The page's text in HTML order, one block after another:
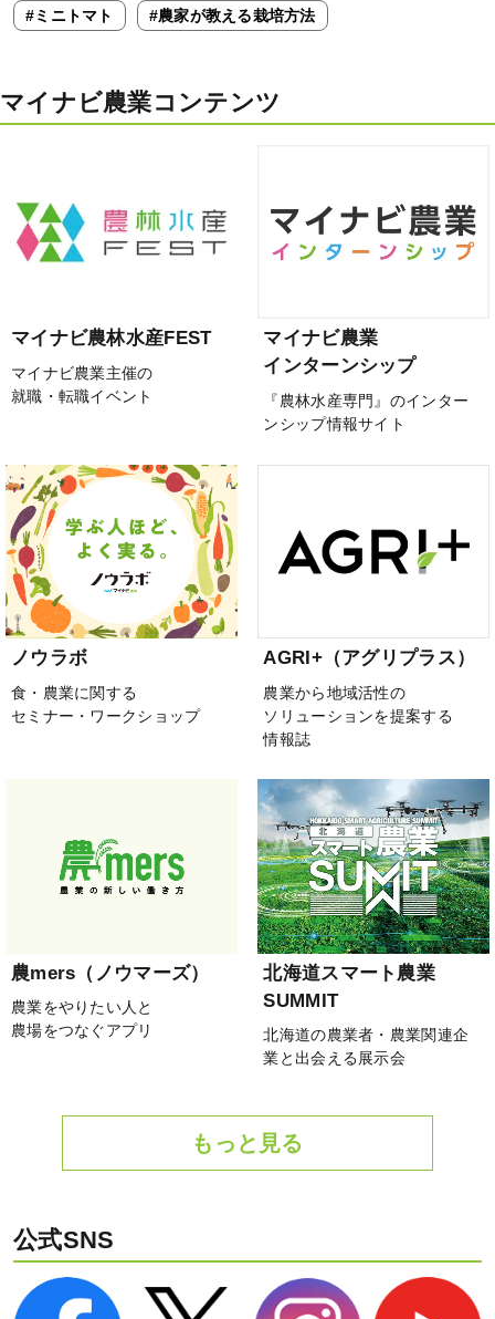
#ミニトマト #農家が教える栽培方法
マイナビ農業コンテンツ
マイナビ農林水産FEST
マイナビ農業主催の
就職・転職イベント
マイナビ農業
インターンシップ
『農林水産専門』のインター
ンシップ情報サイト
ノウラボ
食・農業に関する
セミナー・ワークショップ
AGRI+（アグリプラス）
農業から地域活性の
ソリューションを提案する
情報誌
農mers（ノウマーズ）
農業をやりたい人と
農場をつなぐアプリ
北海道スマート農業
SUMMIT
北海道の農業者・農業関連企
業と出会える展示会
もっと見る
公式SNS